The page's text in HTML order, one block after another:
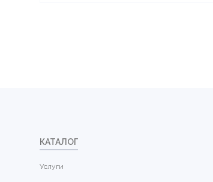
КАТАЛОГ
Услуги